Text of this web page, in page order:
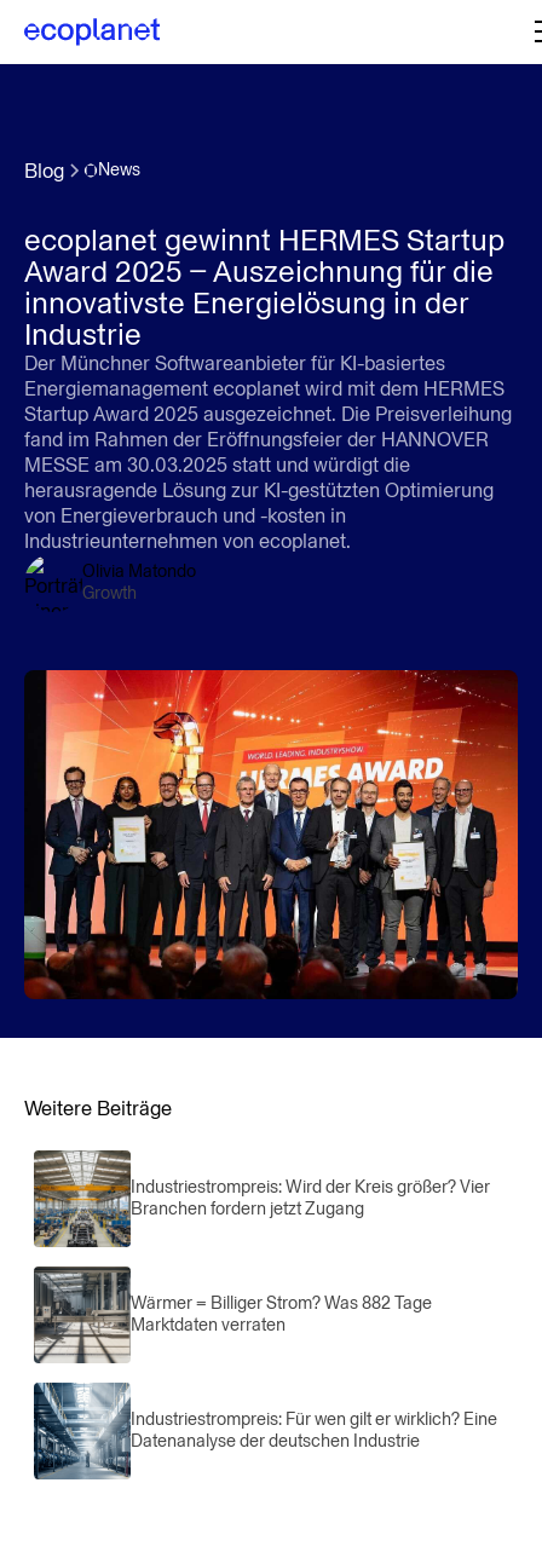
Blog News
ecoplanet gewinnt HERMES Startup
Award 2025 – Auszeichnung für die
innovativste Energielösung in der
Industrie
Der Münchner Softwareanbieter für KI-basiertes
Energiemanagement ecoplanet wird mit dem HERMES
Startup Award 2025 ausgezeichnet. Die Preisverleihung
fand im Rahmen der Eröffnungsfeier der HANNOVER
MESSE am 30.03.2025 statt und würdigt die
herausragende Lösung zur KI-gestützten Optimierung
von Energieverbrauch und -kosten in
Industrieunternehmen von ecoplanet.
Olivia Matondo
Growth
Weitere Beiträge
Industriestrompreis: Wird der Kreis größer? Vier
Branchen fordern jetzt Zugang
Wärmer = Billiger Strom? Was 882 Tage
Marktdaten verraten
Industriestrompreis: Für wen gilt er wirklich? Eine
Datenanalyse der deutschen Industrie